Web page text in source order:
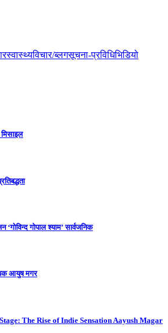
स्वास्थ्यविचार/ब्लगसूचना-प्रविधिभिडियो
मिसाइल
गोपाल श्याम’ सार्वजनिक
आयुष मगर
The Rise of Indie Sensation Aayush Magar